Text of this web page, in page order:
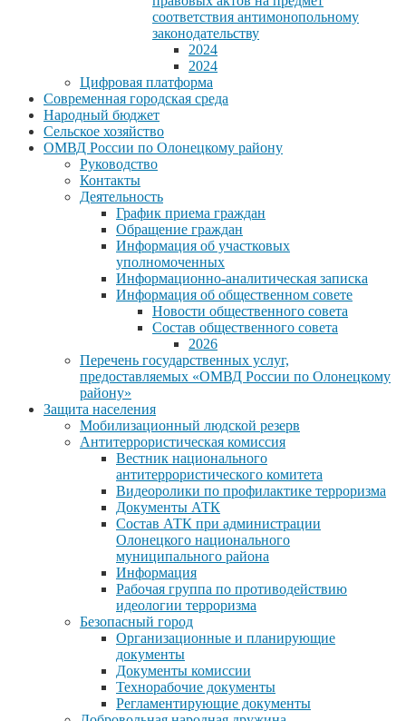
соответствия антимонопольному
законодательству
2024
2024
Цифровая платформа
Современная городская среда
Народный бюджет
Сельское хозяйство
ОМВД России по Олонецкому району
Руководство
Контакты
Деятельность
График приема граждан
Обращение граждан
Информация об участковых
уполномоченных
Информационно-аналитическая записка
Информация об общественном совете
Новости общественного совета
Состав общественного совета
2026
Перечень государственных услуг,
предоставляемых «ОМВД России по Олонецкому
району»
Защита населения
Мобилизационный людской резерв
Антитеррористическая комиссия
Вестник национального
антитеррористического комитета
Видеоролики по профилактике терроризма
Документы АТК
Состав АТК при администрации
Олонецкого национального
муниципального района
Информация
Рабочая группа по противодействию
идеологии терроризма
Безопасный город
Организационные и планирующие
документы
Документы комиссии
Технорабочие документы
Регламентирующие документы